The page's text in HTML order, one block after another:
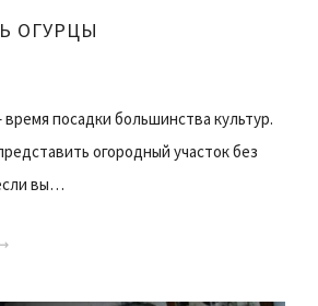
ОГУРЦЫ
посадки большинства культур.
огородный участок без
вы…